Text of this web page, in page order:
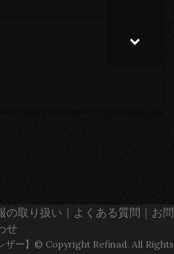
の取り扱い ｜ よくある質問 ｜ お問
せ
ザー】© Copyright Refinad. All Rights